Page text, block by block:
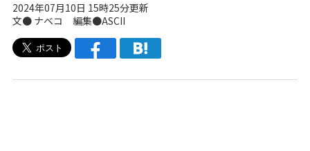
2024年07月10日 15時25分更新
文● ナベコ 編集●ASCII